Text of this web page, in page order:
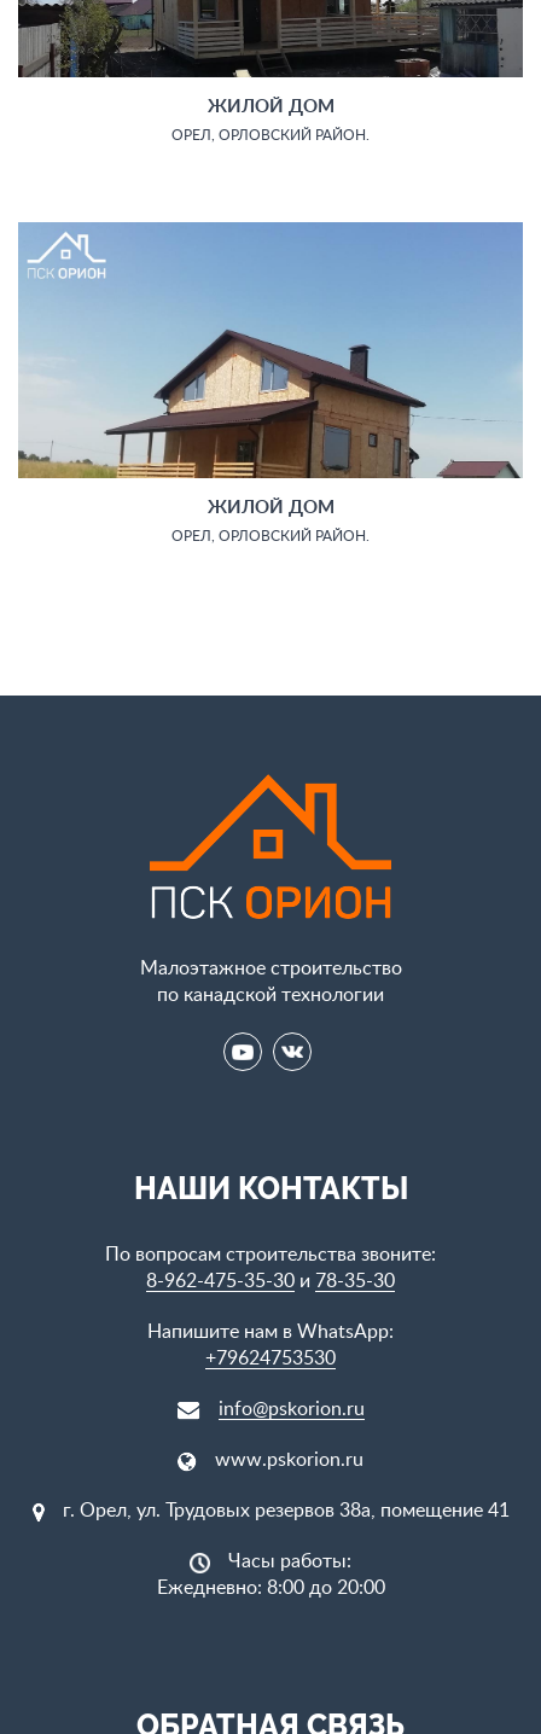
ЖИЛОЙ ДОМ
ОРЕЛ, ОРЛОВСКИЙ РАЙОН.
ЖИЛОЙ ДОМ
ОРЕЛ, ОРЛОВСКИЙ РАЙОН.
Малоэтажное строительство
по канадской технологии
НАШИ КОНТАКТЫ
По вопросам строительства звоните:
8-962-475-35-30 и 78-35-30
Напишите нам в WhatsApp:
+79624753530
info@pskorion.ru
www.pskorion.ru
г. Орел, ул. Трудовых резервов 38а, помещение 41
Часы работы:
Ежедневно: 8:00 до 20:00
ОБРАТНАЯ СВЯЗЬ